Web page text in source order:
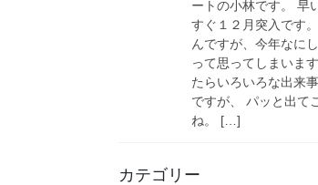
ートの小林です。 早
すぐ１２月突入です
んですが、今年なに
って思ってしまいま
たらいろいろな出来
ですが、 パッと出て
ね。 […]
カテゴリー